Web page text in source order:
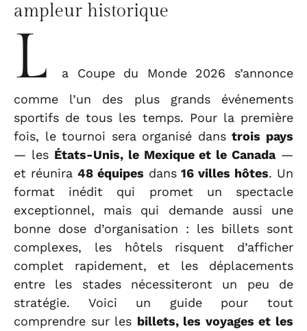
ampleur historique
L
a Coupe du Monde 2026 s’annonce
comme l’un des plus grands événements
sportifs de tous les temps. Pour la première
fois, le tournoi sera organisé danstrois pays
— les États-Unis, le Mexique et le Canada—
et réunira 48 équipes dans16 villes hôtes. Un
format inédit qui promet un spectacle
exceptionnel, mais qui demande aussi une
bonne dose d’organisation : les billets sont
complexes, les hôtels risquent d’afficher
complet rapidement, et les déplacements
entre les stades nécessiteront un peu de
stratégie. Voici un guide pour tout
comprendre sur les billets, les voyages et les